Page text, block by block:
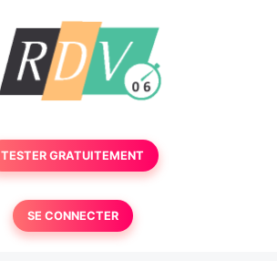
TESTER GRATUITEMENT
SE CONNECTER